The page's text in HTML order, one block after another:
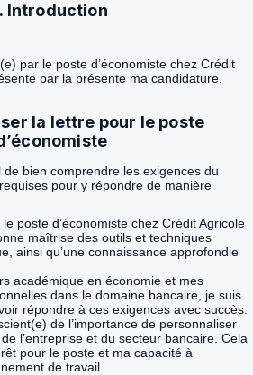
Introduction
par le poste d’économiste chez Crédit
par la présente ma candidature.
la lettre pour le poste
bien comprendre les exigences du
pour y répondre de manière
poste d’économiste chez Crédit Agricole
maîtrise des outils et techniques
ainsi qu’une connaissance approfondie
académique en économie et mes
dans le domaine bancaire, je suis
répondre à ces exigences avec succès.
de l’importance de personnaliser
l’entreprise et du secteur bancaire. Cela
pour le poste et ma capacité à
de travail.